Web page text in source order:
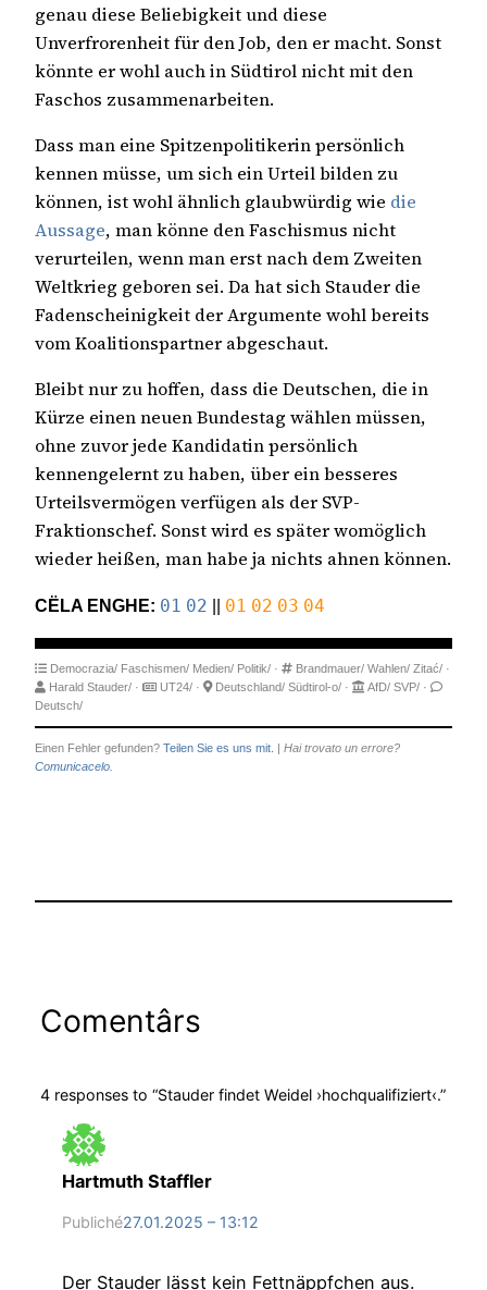
genau diese Beliebigkeit und diese
Unverfrorenheit für den Job, den er macht. Sonst
könnte er wohl auch in Südtirol nicht mit den
Faschos zusammenarbeiten.
Dass man eine Spitzenpolitikerin persönlich
kennen müsse, um sich ein Urteil bilden zu
können, ist wohl ähnlich glaubwürdig wie die
Aussage, man könne den Faschismus nicht
verurteilen, wenn man erst nach dem Zweiten
Weltkrieg geboren sei. Da hat sich Stauder die
Fadenscheinigkeit der Argumente wohl bereits
vom Koalitionspartner abgeschaut.
Bleibt nur zu hoffen, dass die Deutschen, die in
Kürze einen neuen Bundestag wählen müssen,
ohne zuvor jede Kandidatin persönlich
kennengelernt zu haben, über ein besseres
Urteilsvermögen verfügen als der SVP-
Fraktionschef. Sonst wird es später womöglich
wieder heißen, man habe ja nichts ahnen können.
CËLA ENGHE: 01 02 || 01 02 03 04
Democrazia/ Faschismen/ Medien/ Politik/ · Brandmauer/ Wahlen/ Zitać/ ·
Harald Stauder/ · UT24/ · Deutschland/ Südtirol-o/ · AfD/ SVP/ ·
Deutsch/
Einen Fehler gefunden? Teilen Sie es uns mit. | Hai trovato un errore?
Comunicacelo.
Comentârs
4 responses to “Stauder findet Weidel ›hochqualifiziert‹.”
Hartmuth Staffler
Publiché27.01.2025 – 13:12
Der Stauder lässt kein Fettnäppfchen aus.